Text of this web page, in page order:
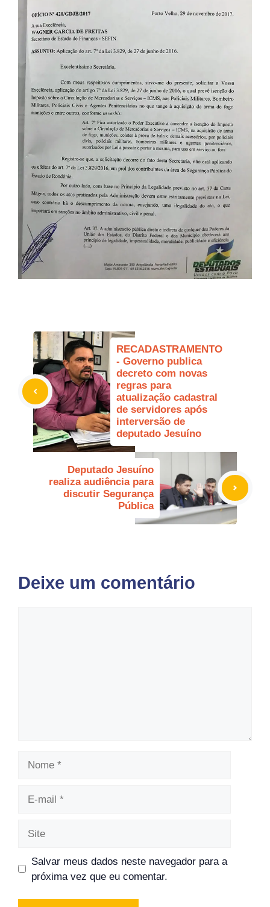
RECADASTRAMENTO
- Governo publica
decreto com novas
regras para
atualização cadastral
de servidores após
interversão de
deputado Jesuíno
Deputado Jesuíno
realiza audiência para
discutir Segurança
Pública
Deixe um comentário
Salvar meus dados neste navegador para a
próxima vez que eu comentar.